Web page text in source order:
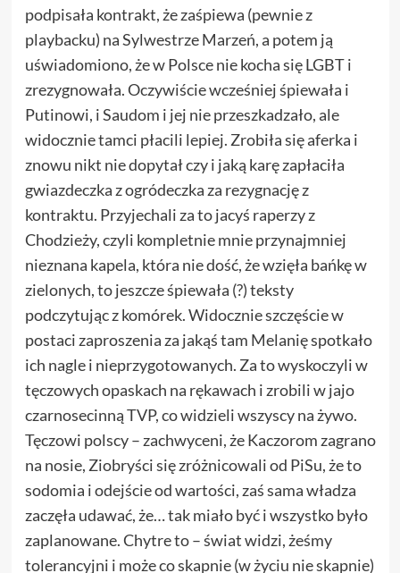
podpisała kontrakt, że zaśpiewa (pewnie z
playbacku) na Sylwestrze Marzeń, a potem ją
uświadomiono, że w Polsce nie kocha się LGBT i
zrezygnowała. Oczywiście wcześniej śpiewała i
Putinowi, i Saudom i jej nie przeszkadzało, ale
widocznie tamci płacili lepiej. Zrobiła się aferka i
znowu nikt nie dopytał czy i jaką karę zapłaciła
gwiazdeczka z ogródeczka za rezygnację z
kontraktu. Przyjechali za to jacyś raperzy z
Chodzieży, czyli kompletnie mnie przynajmniej
nieznana kapela, która nie dość, że wzięła bańkę w
zielonych, to jeszcze śpiewała (?) teksty
podczytując z komórek. Widocznie szczęście w
postaci zaproszenia za jakąś tam Melanię spotkało
ich nagle i nieprzygotowanych. Za to wyskoczyli w
tęczowych opaskach na rękawach i zrobili w jajo
czarnosecinną TVP, co widzieli wszyscy na żywo.
Tęczowi polscy – zachwyceni, że Kaczorom zagrano
na nosie, Ziobryści się zróżnicowali od PiSu, że to
sodomia i odejście od wartości, zaś sama władza
zaczęła udawać, że… tak miało być i wszystko było
zaplanowane. Chytre to – świat widzi, żeśmy
tolerancyjni i może co skapnie (w życiu nie skapnie)